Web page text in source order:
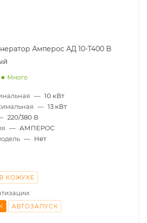
Амперос АД 10-Т400 B
Много
— 10 кВт
— 13 кВт
220/380 В
— АМПЕРОС
— Нет
В КОЖУХЕ
АВТОЗАПУСК